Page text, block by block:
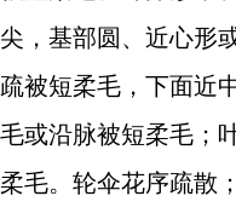
尖，基部圆、近心形
疏被短柔毛，下面近
毛或沿脉被短柔毛；
柔毛。轮伞花序疏散